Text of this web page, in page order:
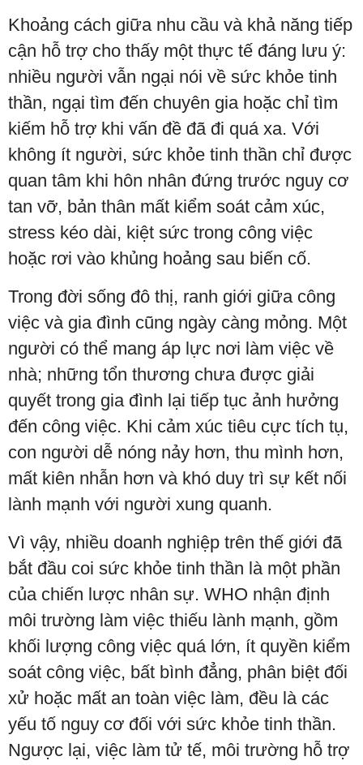
Khoảng cách giữa nhu cầu và khả năng tiếp
cận hỗ trợ cho thấy một thực tế đáng lưu ý:
nhiều người vẫn ngại nói về sức khỏe tinh
thần, ngại tìm đến chuyên gia hoặc chỉ tìm
kiếm hỗ trợ khi vấn đề đã đi quá xa. Với
không ít người, sức khỏe tinh thần chỉ được
quan tâm khi hôn nhân đứng trước nguy cơ
tan vỡ, bản thân mất kiểm soát cảm xúc,
stress kéo dài, kiệt sức trong công việc
hoặc rơi vào khủng hoảng sau biến cố.
Trong đời sống đô thị, ranh giới giữa công
việc và gia đình cũng ngày càng mỏng. Một
người có thể mang áp lực nơi làm việc về
nhà; những tổn thương chưa được giải
quyết trong gia đình lại tiếp tục ảnh hưởng
đến công việc. Khi cảm xúc tiêu cực tích tụ,
con người dễ nóng nảy hơn, thu mình hơn,
mất kiên nhẫn hơn và khó duy trì sự kết nối
lành mạnh với người xung quanh.
Vì vậy, nhiều doanh nghiệp trên thế giới đã
bắt đầu coi sức khỏe tinh thần là một phần
của chiến lược nhân sự. WHO nhận định
môi trường làm việc thiếu lành mạnh, gồm
khối lượng công việc quá lớn, ít quyền kiểm
soát công việc, bất bình đẳng, phân biệt đối
xử hoặc mất an toàn việc làm, đều là các
yếu tố nguy cơ đối với sức khỏe tinh thần.
Ngược lại, việc làm tử tế, môi trường hỗ trợ